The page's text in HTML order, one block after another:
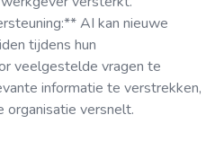
AI kan nieuwe
tijdens hun
veelgestelde vragen te
informatie te verstrekken,
organisatie versnelt.